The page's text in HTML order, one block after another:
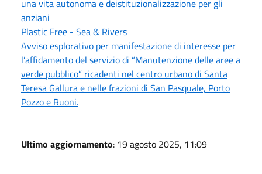
una vita autonoma e deistituzionalizzazione per gli
anziani
Plastic Free - Sea & Rivers
Avviso esplorativo per manifestazione di interesse per
l’affidamento del servizio di “Manutenzione delle aree a
verde pubblico” ricadenti nel centro urbano di Santa
Teresa Gallura e nelle frazioni di San Pasquale, Porto
Pozzo e Ruoni.
Ultimo aggiornamento: 19 agosto 2025, 11:09